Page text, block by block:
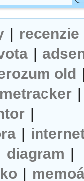
| recenzie
|
old
|
|
|
diagram |
|